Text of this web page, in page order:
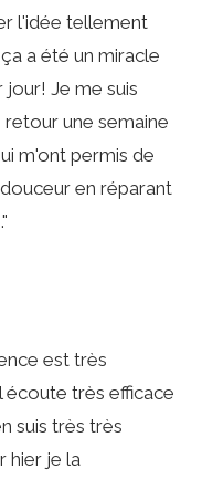
l'idée tellement
a été un miracle
jour! Je me suis
une semaine
m'ont permis de
en réparant
est très
écoute très efficace
suis très très
hier je la